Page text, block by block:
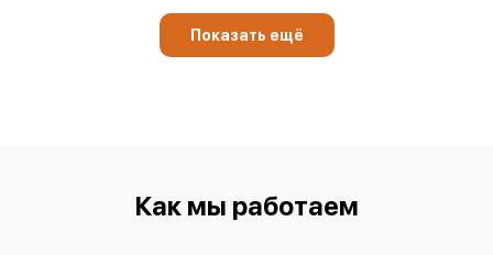
Показать ещё
Как мы работаем